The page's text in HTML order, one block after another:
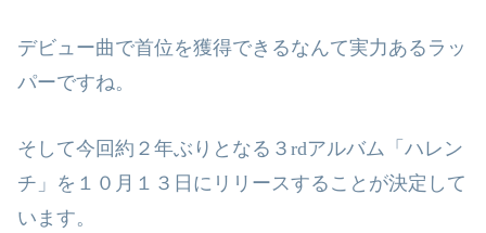
デビュー曲で首位を獲得できるなんて実力あるラッ
パーですね。
そして今回約２年ぶりとなる３ rdアルバム「ハレン
チ」を１０月１３日にリリースすることが決定して
います。